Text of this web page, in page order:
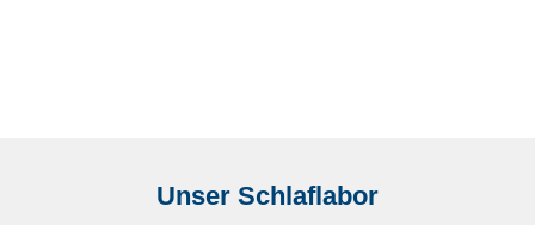
Unser Schlaflabor